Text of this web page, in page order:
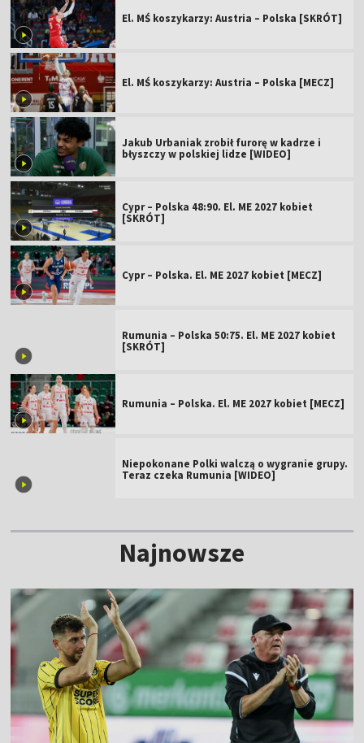
El. MŚ koszykarzy: Austria – Polska [SKRÓT]
El. MŚ koszykarzy: Austria – Polska [MECZ]
Jakub Urbaniak zrobił furorę w kadrze i
błyszczy w polskiej lidze [WIDEO]
Cypr – Polska 48:90. El. ME 2027 kobiet
[SKRÓT]
Cypr – Polska. El. ME 2027 kobiet [MECZ]
Rumunia – Polska 50:75. El. ME 2027 kobiet
[SKRÓT]
Rumunia – Polska. El. ME 2027 kobiet [MECZ]
Niepokonane Polki walczą o wygranie grupy.
Teraz czeka Rumunia [WIDEO]
Najnowsze